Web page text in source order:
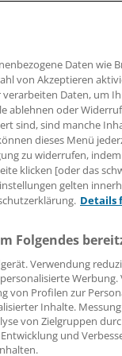
und der
- und sogar
Sie sich
kostenlos.
Daten wie
von Akzeptieren
Daten, um
ablehnen oder
sind, sind manche
dieses Menü
zu widerrufen,
klicken [oder das
gelten
Details
Folgendes
Verwendung
von Profilen zur
Inhalte.
von Zielgruppen
und